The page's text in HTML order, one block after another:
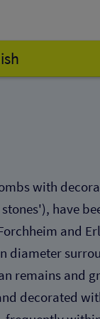
with
have
and
diameter
remains and
decorated